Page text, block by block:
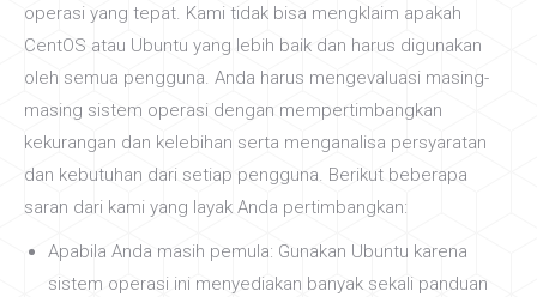
operasi yang tepat. Kami tidak bisa mengklaim apakah
CentOS atau Ubuntu yang lebih baik dan harus digunakan
oleh semua pengguna. Anda harus mengevaluasi masing-
masing sistem operasi dengan mempertimbangkan
kekurangan dan kelebihan serta menganalisa persyaratan
dan kebutuhan dari setiap pengguna. Berikut beberapa
saran dari kami yang layak Anda pertimbangkan:
Apabila Anda masih pemula: Gunakan Ubuntu karena
sistem operasi ini menyediakan banyak sekali panduan